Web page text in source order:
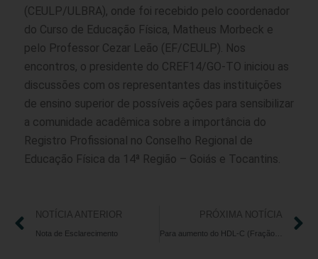
(CEULP/ULBRA), onde foi recebido pelo coordenador
do Curso de Educação Física, Matheus Morbeck e
pelo Professor Cezar Leão (EF/CEULP). Nos
encontros, o presidente do CREF14/GO-TO iniciou as
discussões com os representantes das instituições
de ensino superior de possíveis ações para sensibilizar
a comunidade acadêmica sobre a importância do
Registro Profissional no Conselho Regional de
Educação Física da 14ª Região – Goiás e Tocantins.
NOTÍCIA ANTERIOR
Nota de Esclarecimento
PRÓXIMA NOTÍCIA